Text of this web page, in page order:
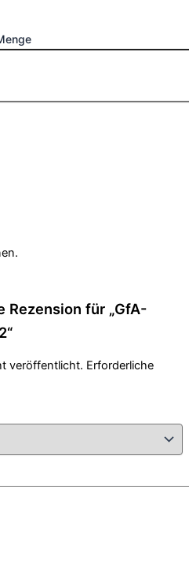
Rezension für „GfA-
veröffentlicht. Erforderliche